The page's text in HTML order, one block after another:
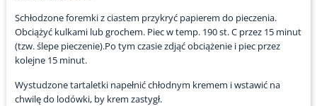
Schłodzone foremki z ciastem przykryć papierem do pieczenia.
Obciążyć kulkami lub grochem. Piec w temp. 190 st. C przez 15 minut
(tzw. ślepe pieczenie).Po tym czasie zdjąć obciążenie i piec przez
kolejne 15 minut.
Wystudzone tartaletki napełnić chłodnym kremem i wstawić na
chwilę do lodówki, by krem zastygł.